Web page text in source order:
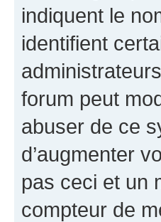
indiquent le
identifient
forum peut
abuser de ce
d’augmenter
pas ceci et un
compteur de